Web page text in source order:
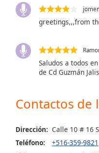
Background
Color
greetings,,,from
Saludos a todos
de Cd Guzmán
Contactos de
Dirección: Calle 10 # 16
Teléfono:
+516-359-9821